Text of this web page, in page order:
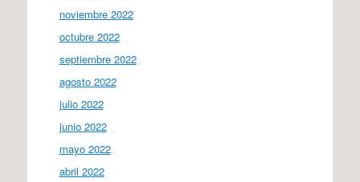
noviembre 2022
octubre 2022
septiembre 2022
agosto 2022
julio 2022
junio 2022
mayo 2022
abril 2022